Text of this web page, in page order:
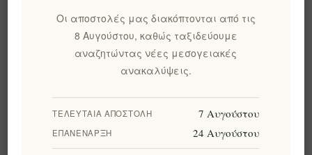
Κατηγορίες
Δημοφιλεις ετικετες
Πληροφορίες
Οι αποστολές μας διακόπτονται από τις
8 Αυγούστου, καθώς ταξιδεύουμε
αναζητώντας νέες μεσογειακές
ανακαλύψεις.
ΤΕΛΕΥΤΑΊΑ ΑΠΟΣΤΟΛΉ 7 Αυγούστου
ΕΠΑΝΈΝΑΡΞΗ 24 Αυγούστου